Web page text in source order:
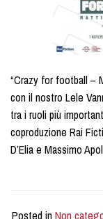
“Crazy for football –
con il nostro Lele
tra i ruoli più
coproduzione Rai
D’Elia e Massimo
Posted inNon